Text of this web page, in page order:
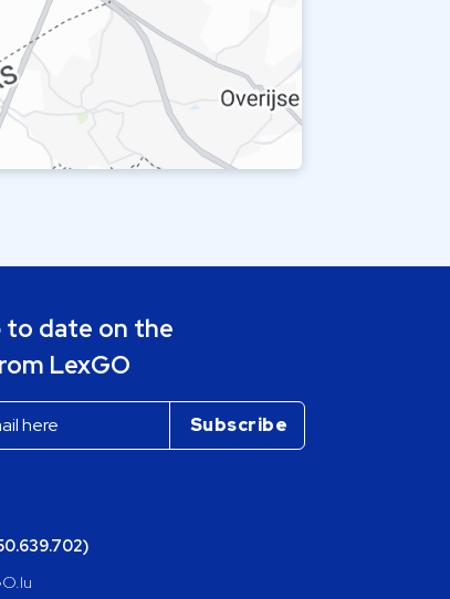
to date on the
LexGO